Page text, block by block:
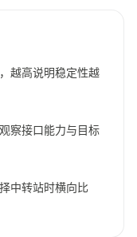
越高说明稳定性越
察接口能力与目标
中转站时横向比